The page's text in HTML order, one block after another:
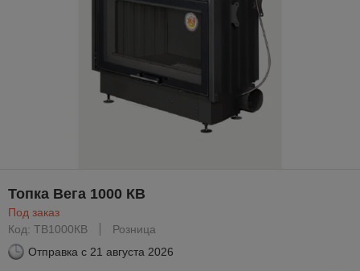
Топка Вега 1000 КB
Под заказ
Код: ТВ1000КB
Розница
Отправка с 21 августа 2026